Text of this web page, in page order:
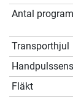
Antal program
Transporthjul
Fläkt